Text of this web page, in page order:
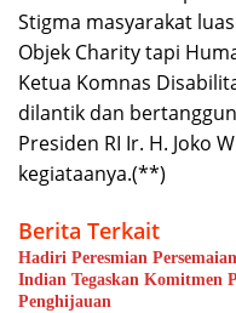
Stigma masyarakat
Objek Charity tapi
Ketua Komnas
dilantik dan
Presiden RI Ir. H. Joko
kegiataanya.(**)
Berita Terkait
Hadiri Peresmian
Indian Tegaskan Komitmen
Penghijauan